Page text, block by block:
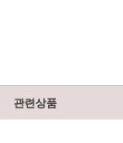
관련상품